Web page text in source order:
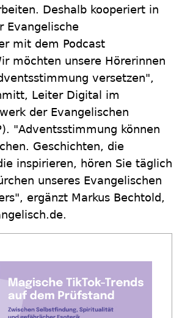
Deshalb kooperiert in
Evangelische
mit dem Podcast
möchten unsere Hörerinnen
versetzen",
Leiter Digital im
der Evangelischen
"Adventsstimmung können
Geschichten, die
inspirieren, hören Sie täglich
unseres Evangelischen
ergänzt Markus Bechtold,